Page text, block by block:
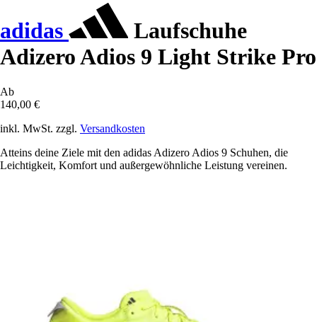
adidas
Laufschuhe
Adizero Adios 9 Light Strike Pro
Ab
140,00 €
inkl. MwSt. zzgl. Versandkosten
Atteins deine Ziele mit den adidas Adizero Adios 9 Schuhen, die
Leichtigkeit, Komfort und außergewöhnliche Leistung vereinen.